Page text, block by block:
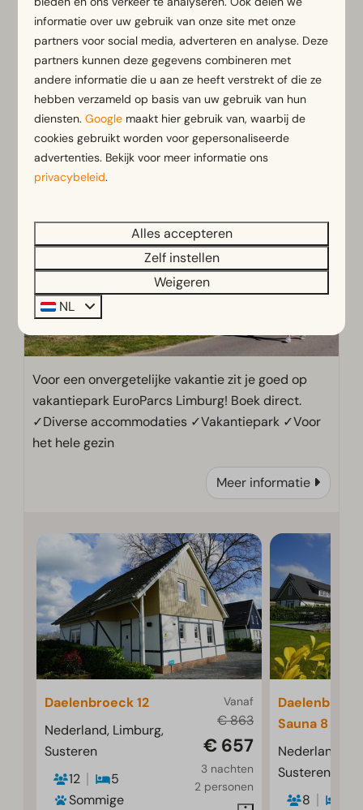
Terras bij de woning
Bekijken
EuroParcs Limburg
Nederland - Limburg
Voor een onvergetelijke vakantie zit je goed op
vakantiepark EuroParcs Limburg! Boek direct.
✓Diverse accommodaties ✓Vakantiepark ✓Voor
het hele gezin
Meer informatie
Vanaf
€ 863
€ 657
3 nachten
2 personen
Daelenbroeck 12
Nederland, Limburg,
Susteren
12
5
Sommige
Sauna 8
Nederland,
Susteren
8
informatie over uw gebruik van onze site met onze
partners voor social media, adverteren en analyse. Deze
partners kunnen deze gegevens combineren met
andere informatie die u aan ze heeft verstrekt of die ze
hebben verzameld op basis van uw gebruik van hun
diensten.Google maakt hier gebruik van, waarbij de
cookies gebruikt worden voor gepersonaliseerde
advertenties. Bekijk voor meer informatie ons
privacybeleid.
Alles accepteren
Zelf instellen
Weigeren
NL